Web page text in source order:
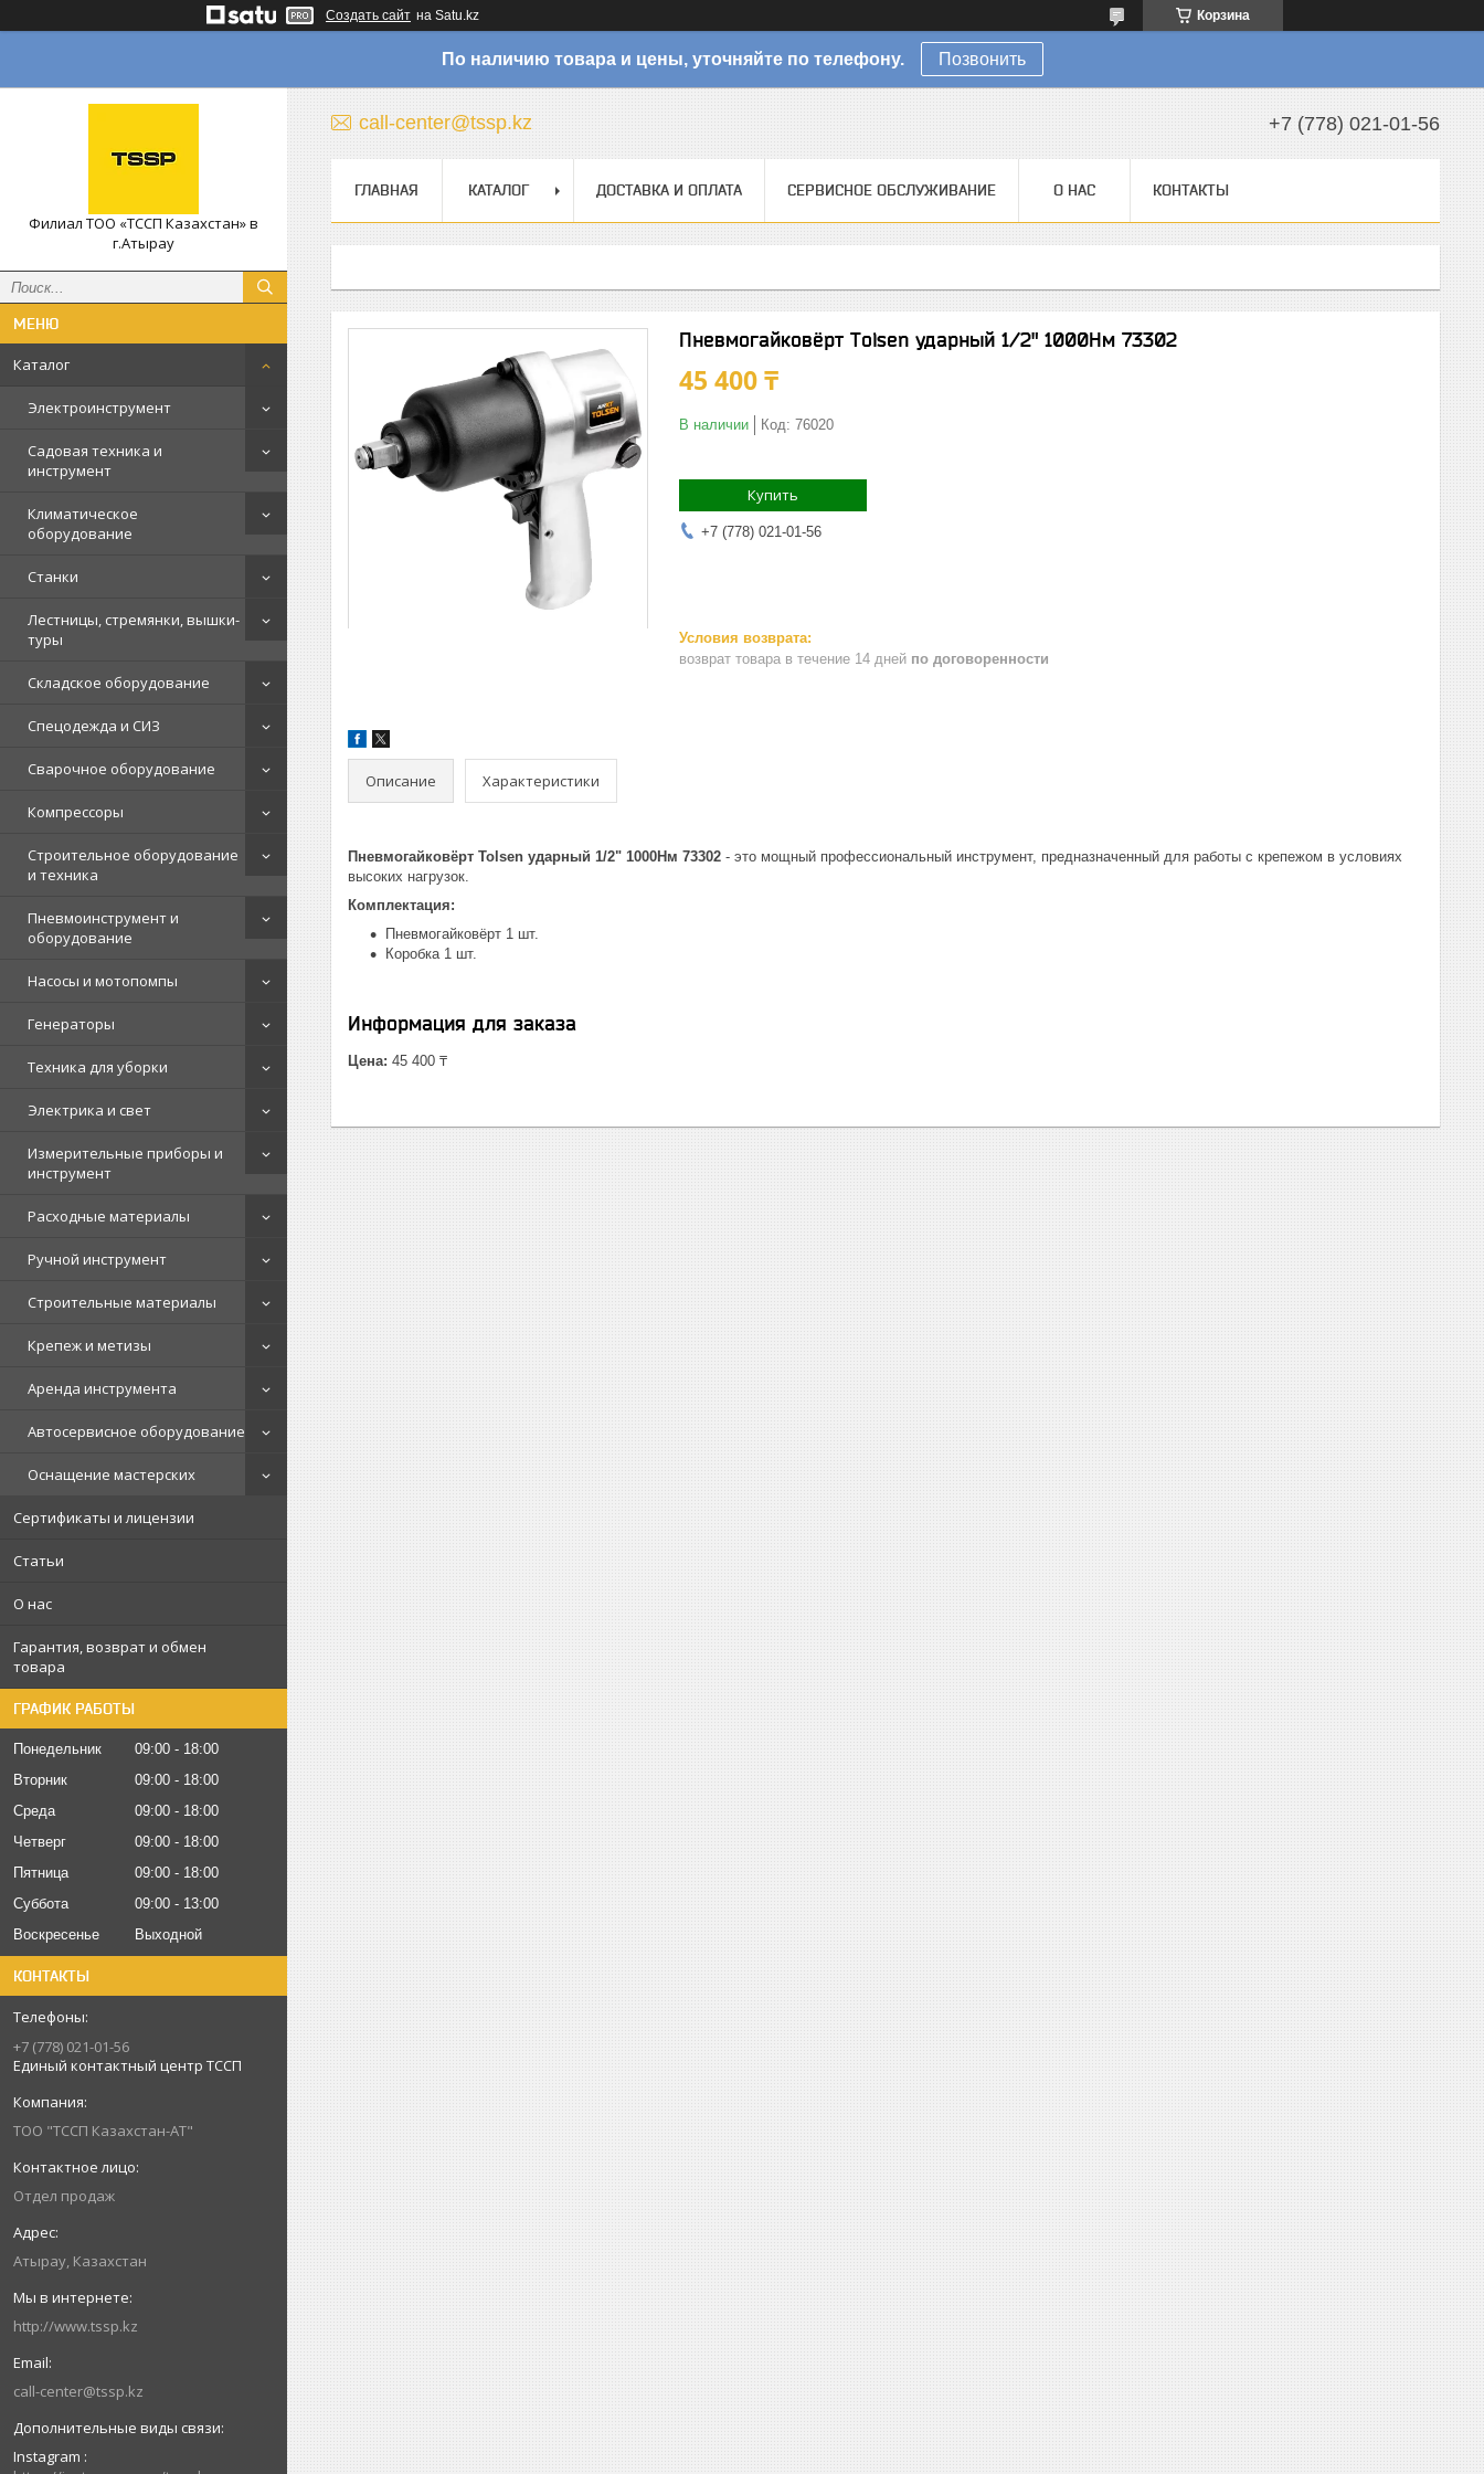
Создать сайт на Satu.kz Корзина
По наличию товара и цены, уточняйте по телефону. Позвонить
Филиал ТОО «ТССП Казахстан» в
г.Атырау
Каталог
Электроинструмент
Садовая техника и
инструмент
Климатическое
оборудование
Станки
Лестницы, стремянки, вышки-
туры
Складское оборудование
Спецодежда и СИЗ
Сварочное оборудование
Компрессоры
Строительное оборудование
и техника
Пневмоинструмент и
оборудование
Насосы и мотопомпы
Генераторы
Техника для уборки
Электрика и свет
Измерительные приборы и
инструмент
Расходные материалы
Ручной инструмент
Строительные материалы
Крепеж и метизы
Аренда инструмента
Автосервисное оборудование
Оснащение мастерских
Сертификаты и лицензии
Статьи
О нас
Гарантия, возврат и обмен
товара
ГРАФИК РАБОТЫ
Понедельник 09:00
18:00
Вторник
09:00
18:00
Среда
09:00
18:00
Четверг
09:00
18:00
Пятница
09:00
18:00
Суббота
09:00
13:00
Воскресенье
Выходной
КОНТАКТЫ
+7 (778) 021-01-56
Единый контактный центр ТССП
ТОО "ТССП Казахстан-АТ"
Отдел продаж
Атырау, Казахстан
http://www.tssp.kz
call-center@tssp.kz
Instagram
call-center@tssp.kz +7 (778) 021-01-56
ГЛАВНАЯ КАТАЛОГ ДОСТАВКА И ОПЛАТА СЕРВИСНОЕ ОБСЛУЖИВАНИЕ О НАС КОНТАКТЫ
Пневмогайковёрт Tolsen ударный 1/2" 1000Нм 73302
45 400 ₸
В наличии Код: 76020
Купить
+7 (778) 021-01-56
возврат товара в течение 14 дней по договоренности
Описание Характеристики
Пневмогайковёрт Tolsen ударный 1/2" 1000Нм 73302 - это мощный профессиональный инструмент, предназначенный для работы с крепежом в условиях
высоких нагрузок.
Комплектация:
Пневмогайковёрт 1 шт.
Коробка 1 шт.
Информация для заказа
Цена: 45 400 ₸